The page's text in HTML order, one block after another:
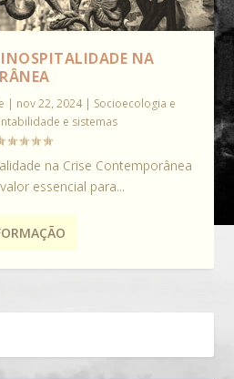
NA
| nov 22, 2024| Socioecologia e
e sistemas
na Crise Contemporânea
essencial para...